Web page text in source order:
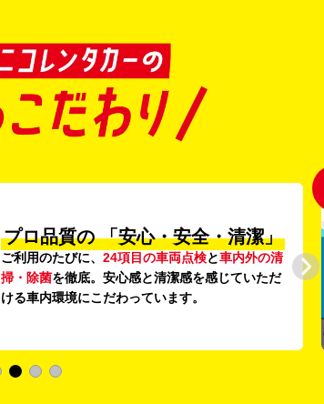
登録から4年未満の
新しい車がいっぱい♪
登録から4年未満の新しいクルマを多数導入し、
快適な車両の提供を追求しています。もちろん追
加料金は0円です。